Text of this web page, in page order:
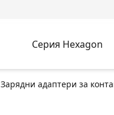
Серия Hexagon
Зарядни адаптери за